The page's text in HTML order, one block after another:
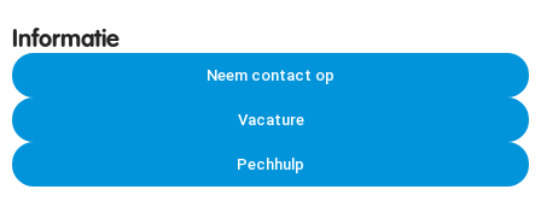
Informatie
Neem contact op
Vacature
Pechhulp